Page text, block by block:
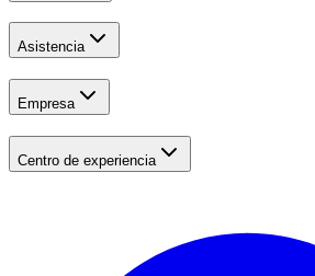
Asistencia
Empresa
Centro de experiencia